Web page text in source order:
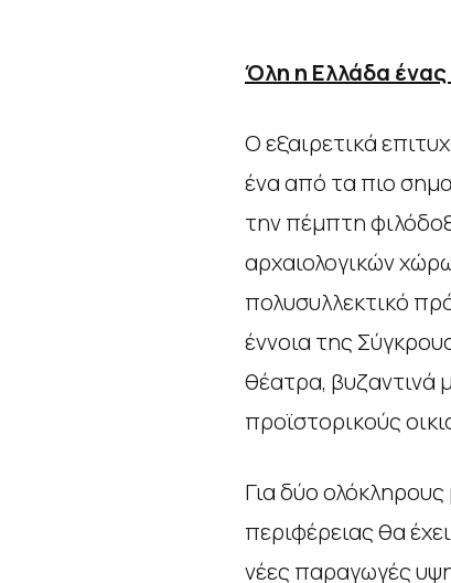
Όλη η Ελλάδα ένας
Ο εξαιρετικά
ένα από τα πιο
την πέμπτη
αρχαιολογικών
πολυσυλλεκτικό
έννοια της
θέατρα, βυζαντινά
προϊστορικούς
Για δύο ολόκληρους
περιφέρειας θα
νέες παραγωγές